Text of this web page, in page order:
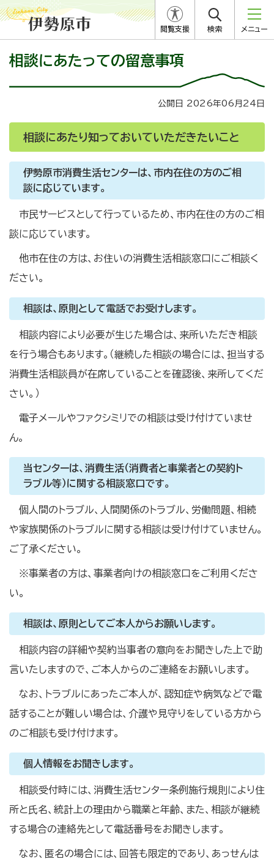
閲覧支援 検索 メニュー
相談にあたっての留意事項
公開日 2026年06月24日
相談にあたり知っておいていただきたいこと
伊勢原市消費生活センターは、市内在住の方のご相
談に応じています。
市民サービスとして行っているため、市内在住の方のご相
談に応じています。
他市在住の方は、お住いの消費生活相談窓口にご相談く
ださい。
相談は、原則として電話でお受けします。
相談内容により必要が生じた場合は、来所いただき相談
を行う場合もあります。（継続した相談の場合には、担当する
消費生活相談員が在席していることを確認後、来所してくだ
さい。）
電子メールやファクシミリでの相談は受け付けていませ
ん。
当センターは、消費生活（消費者と事業者との契約ト
ラブル等）に関する相談窓口です。
個人間のトラブル、人間関係のトラブル、労働問題、相続
や家族関係のトラブルに関する相談は受け付けていません。
ご了承ください。
※事業者の方は、事業者向けの相談窓口をご利用くださ
い。
相談は、原則としてご本人からお願いします。
相談内容の詳細や契約当事者の意向をお聞きした上で助
言いたしますので、ご本人からのご連絡をお願いします。
なお、トラブルにあったご本人が、認知症や病気などで電
話することが難しい場合は、介護や見守りをしている方から
のご相談も受け付けます。
個人情報をお聞きします。
相談受付時には、消費生活センター条例施行規則により住
所と氏名、統計上の理由から職業と年齢、また、相談が継続
する場合の連絡先として電話番号をお聞きします。
なお、匿名の場合には、回答も限定的であり、あっせんは